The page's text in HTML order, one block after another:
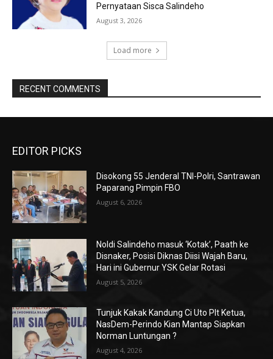
Pernyataan Sisca Salindeho
August 3, 2026
Load more
RECENT COMMENTS
EDITOR PICKS
Disokong 55 Jenderal TNI-Polri, Santrawan
Paparang Pimpin FBO
August 6, 2026
Noldi Salindeho masuk ‘Kotak’, Paath ke
Disnaker, Posisi Diknas Diisi Wajah Baru,
Hari ini Gubernur YSK Gelar Rotasi
August 5, 2026
Tunjuk Kakak Kandung Ci Uto Plt Ketua,
NasDem-Perindo Kian Mantap Siapkan
Norman Luntungan ?
August 4, 2026